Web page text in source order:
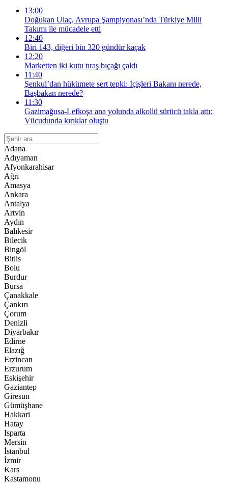
13:00
Doğukan Ulaç, Avrupa Şampiyonası’nda Türkiye Milli
Takımı ile mücadele etti
12:40
Biri 143, diğeri bin 320 gündür kaçak
12:20
Marketten iki kutu tıraş bıçağı çaldı
11:40
Şenkul’dan hükümete sert tepki: İçişleri Bakanı nerede,
Başbakan nerede?
11:30
Gazimağusa-Lefkoşa ana yolunda alkollü sürücü takla attı:
Vücudunda kırıklar oluştu
Adana
Adıyaman
Afyonkarahisar
Ağrı
Amasya
Ankara
Antalya
Artvin
Aydın
Balıkesir
Bilecik
Bingöl
Bitlis
Bolu
Burdur
Bursa
Çanakkale
Çankırı
Çorum
Denizli
Diyarbakır
Edirne
Elazığ
Erzincan
Erzurum
Eskişehir
Gaziantep
Giresun
Gümüşhane
Hakkari
Hatay
Isparta
Mersin
İstanbul
İzmir
Kars
Kastamonu